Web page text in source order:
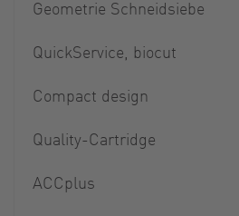
Geometrie Schneidsiebe
QuickService, biocut
Compact design
Quality-Cartridge
ACCplus